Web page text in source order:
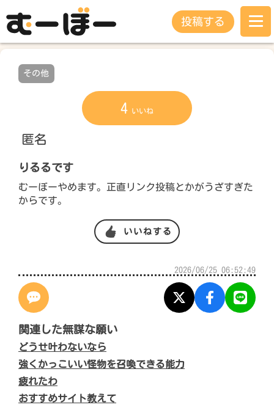
投稿する
その他
4 いいね
匿名
りるるです
むーぼーやめます。正直リンク投稿とかがうざすぎた
からです。
いいねする
2026/06/25 06:52:49
関連した無謀な願い
どうせ叶わないなら
強くかっこいい怪物を召喚できる能力
疲れたわ
おすすめサイト教えて